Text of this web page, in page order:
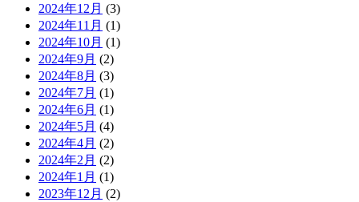
2024年12月 (3)
2024年11月 (1)
2024年10月 (1)
2024年9月 (2)
2024年8月 (3)
2024年7月 (1)
2024年6月 (1)
2024年5月 (4)
2024年4月 (2)
2024年2月 (2)
2024年1月 (1)
2023年12月 (2)